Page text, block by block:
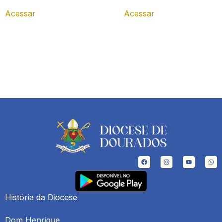
Acessar Acessar
História da Diocese
Dom Henrique